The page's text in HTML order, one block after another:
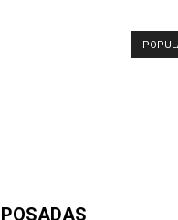
POSADAS